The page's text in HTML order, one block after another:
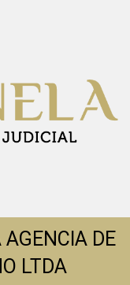
DE
LTDA